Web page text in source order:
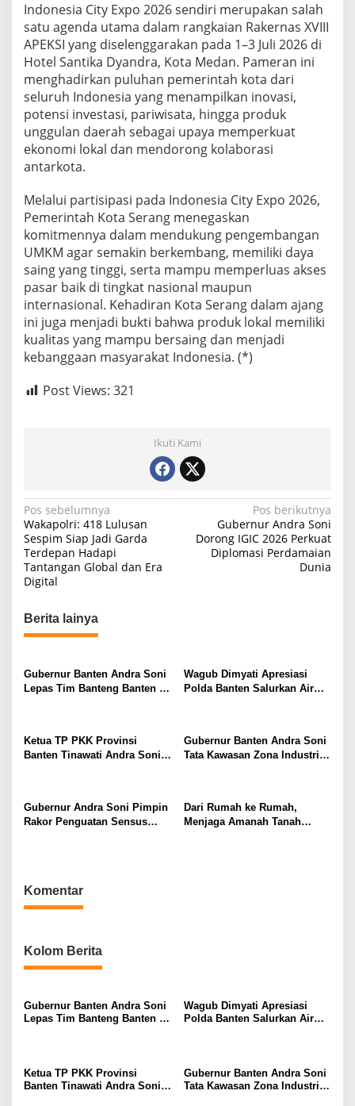
t
y
E
x
p
o
A
E
K
S
0
2
6
Indonesia City Expo 2026 sendiri merupakan salah
satu agenda utama dalam rangkaian Rakernas XVIII
APEKSI yang diselenggarakan pada 1–3 Juli 2026 di
Hotel Santika Dyandra, Kota Medan. Pameran ini
menghadirkan puluhan pemerintah kota dari
seluruh Indonesia yang menampilkan inovasi,
potensi investasi, pariwisata, hingga produk
unggulan daerah sebagai upaya memperkuat
ekonomi lokal dan mendorong kolaborasi
antarkota.
Melalui partisipasi pada Indonesia City Expo 2026,
Pemerintah Kota Serang menegaskan
komitmennya dalam mendukung pengembangan
UMKM agar semakin berkembang, memiliki daya
saing yang tinggi, serta mampu memperluas akses
pasar baik di tingkat nasional maupun
internasional. Kehadiran Kota Serang dalam ajang
ini juga menjadi bukti bahwa produk lokal memiliki
kualitas yang mampu bersaing dan menjadi
kebanggaan masyarakat Indonesia. (*)
Post Views: 321
Ikuti Kami
N
a
v
i
a
i
p
s
Pos sebelumnya
Wakapolri: 418 Lulusan
Sespim Siap Jadi Garda
Terdepan Hadapi
Tantangan Global dan Era
Digital
Pos berikutnya
Gubernur Andra Soni
Dorong IGIC 2026 Perkuat
Diplomasi Perdamaian
Dunia
Berita lainya
Gubernur Banten Andra Soni
Lepas Tim Banteng Banten ke
Wagub Dimyati Apresiasi
Polda Banten Salurkan Air
Ketua TP PKK Provinsi
Banten Tinawati Andra Soni:
Gubernur Banten Andra Soni
Tata Kawasan Zona Industri
Gubernur Andra Soni Pimpin
Rakor Penguatan Sensus
Dari Rumah ke Rumah,
Menjaga Amanah Tanah
Komentar
Kolom Berita
Gubernur Banten Andra Soni
Lepas Tim Banteng Banten ke
Wagub Dimyati Apresiasi
Polda Banten Salurkan Air
Ketua TP PKK Provinsi
Banten Tinawati Andra Soni:
Gubernur Banten Andra Soni
Tata Kawasan Zona Industri